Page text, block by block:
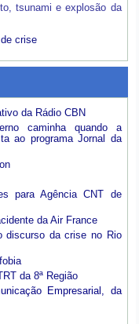
tsunami e explosão da
crise
da Rádio CBN
caminha quando a
ao programa Jornal da
para Agência CNT de
da Air France
discurso da crise no Rio
da 8ª Região
Empresarial, da